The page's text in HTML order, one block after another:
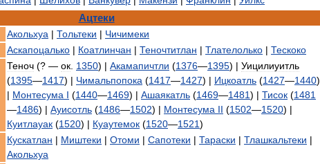
Ацтеки
Акольхуа | Тольтеки | Чичимеки
Аскапоцалько | Коатлинчан | Теночтитлан | Тлателолько | Тескоко
Теноч (? — ок. 1350) | Акамапичтли (1376—1395) | Уицилиуитль
(1395—1417) | Чимальпопока (1417—1427) | Ицкоатль (1427—1440)
| Монтесума I (1440—1469) | Ашаякатль (1469—1481) | Тисок (1481
—1486) | Ауисотль (1486—1502) | Монтесума II (1502—1520) |
Куитлауак (1520) | Куаутемок (1520—1521)
Кускатлан | Миштеки | Отоми | Сапотеки | Тараски | Тлашкальтеки |
Акольхуа